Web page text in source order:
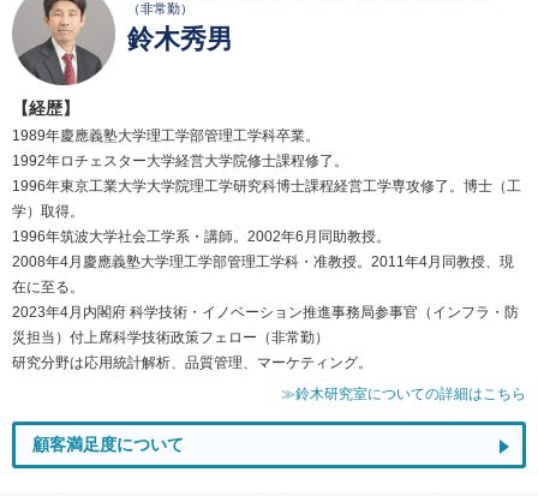
（非常勤）
鈴木秀男
【経歴】
1989年慶應義塾大学理工学部管理工学科卒業。
1992年ロチェスター大学経営大学院修士課程修了。
1996年東京工業大学大学院理工学研究科博士課程経営工学専攻修了。博士（工
学）取得。
1996年筑波大学社会工学系・講師。2002年6月同助教授。
2008年4月慶應義塾大学理工学部管理工学科・准教授。2011年4月同教授、現
在に至る。
2023年4月内閣府 科学技術・イノベーション推進事務局参事官（インフラ・防
災担当）付上席科学技術政策フェロー（非常勤）
研究分野は応用統計解析、品質管理、マーケティング。
≫鈴木研究室についての詳細はこちら
顧客満足度について